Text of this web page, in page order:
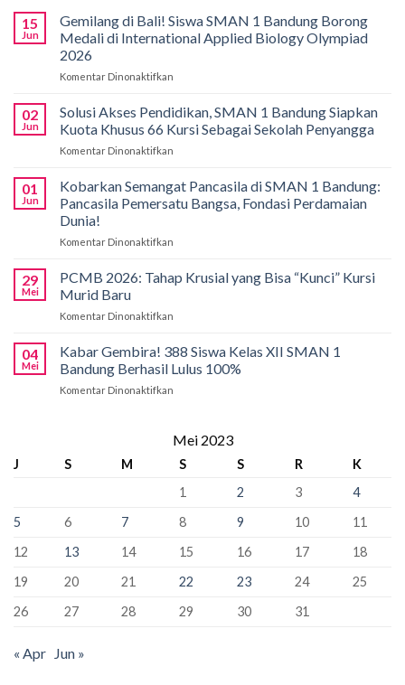
15
Jun
Gemilang di Bali! Siswa SMAN 1 Bandung Borong
Medali di International Applied Biology Olympiad
2026
Komentar Dinonaktifkan
di
Bali!
Siswa
Bandung
Borong
Biology
02
Jun
Solusi Akses Pendidikan, SMAN 1 Bandung Siapkan
Kuota Khusus 66 Kursi Sebagai Sekolah Penyangga
Komentar Dinonaktifkan
Akses
Pendidikan,
SMAN
Kuota
Khusus
Sekolah
Penyangga
01
Jun
Kobarkan Semangat Pancasila di SMAN 1 Bandung:
Pancasila Pemersatu Bangsa, Fondasi Perdamaian
Dunia!
Komentar Dinonaktifkan
Semangat
Pancasila
Bandung:
Pancasila
Dunia!
29
Mei
PCMB 2026: Tahap Krusial yang Bisa “Kunci” Kursi
Murid Baru
Komentar Dinonaktifkan
2026:
Tahap
Krusial
Kursi
Baru
04
Mei
Kabar Gembira! 388 Siswa Kelas XII SMAN 1
Bandung Berhasil Lulus 100%
Komentar Dinonaktifkan
388
Kelas
SMAN
Bandung
Lulus
100%
Mei 2023
J S M S S R
K
1
2 3
4
5
6 7 8 9 10
11
12
13 14 15 16 17
18
19
20 21 22 23 24
25
26
27 28 29 30 31
« Apr Jun »